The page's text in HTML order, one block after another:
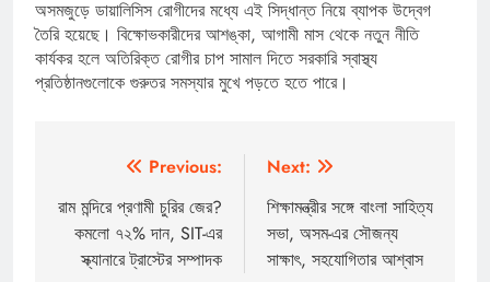
অসমজুড়ে ডায়ালিসিস রোগীদের মধ্যে এই সিদ্ধান্ত নিয়ে ব্যাপক উদ্বেগ
তৈরি হয়েছে। বিক্ষোভকারীদের আশঙ্কা, আগামী মাস থেকে নতুন নীতি
কার্যকর হলে অতিরিক্ত রোগীর চাপ সামাল দিতে সরকারি স্বাস্থ্য
প্রতিষ্ঠানগুলোকে গুরুতর সমস্যার মুখে পড়তে হতে পারে।
navigation
Previous:
রাম মন্দিরে প্রণামী চুরির জের?
কমলো ৭২% দান, SIT-এর
স্ক্যানারে ট্রাস্টের সম্পাদক
Next:
শিক্ষামন্ত্রীর সঙ্গে বাংলা সাহিত্য
সভা, অসম-এর সৌজন্য
সাক্ষাৎ, সহযোগিতার আশ্বাস